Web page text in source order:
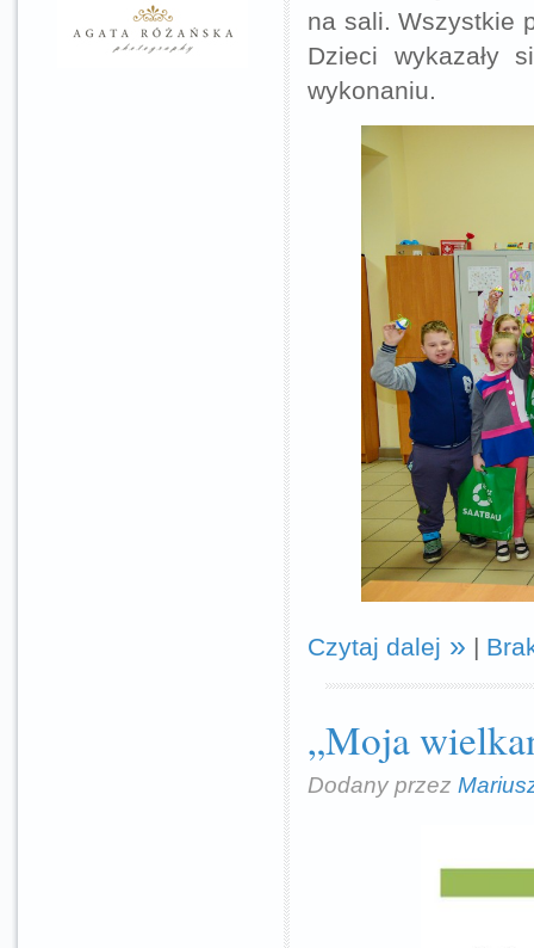
na sali. Wszystkie
Dzieci wykazały
wykonaniu.
Czytaj dalej |
„Moja
Dodany przez